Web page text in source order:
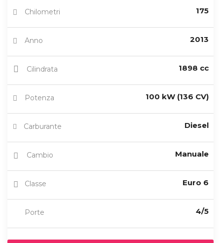
Chilometri 175
Anno 2013
Cilindrata 1898 cc
Potenza 100 kW (136 CV)
Carburante Diesel
Cambio Manuale
Classe Euro 6
Porte 4/5